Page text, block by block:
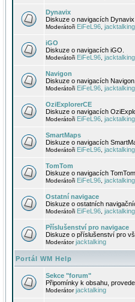
Dynavix
Diskuze o navigacích Dynavix
Moderátoři EiFeL96 jacktalking
iGO
Diskuze o navigacích iGO.
Moderátoři EiFeL96 jacktalking
Navigon
Diskuze o navigacích Navigon.
Moderátoři EiFeL96 jacktalking
OziExplorerCE
Diskuze o navigacích
Moderátoři EiFeL96 jacktalking
SmartMaps
Diskuze o navigacích
Moderátoři EiFeL96 jacktalking
TomTom
Diskuze o navigacích TomTom.
Moderátoři EiFeL96 jacktalking
Ostatní navigace
Diskuze o ostatních
Moderátoři EiFeL96 jacktalking
Příslušenství pro navigace
Diskuze o příslušenství pro
Moderátorjacktalking
Portál WM Help
Sekce "forum"
Připomínky k obsahu,
Moderátorjacktalking